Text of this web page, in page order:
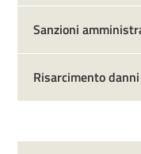
Sanzioni
Risarcimento